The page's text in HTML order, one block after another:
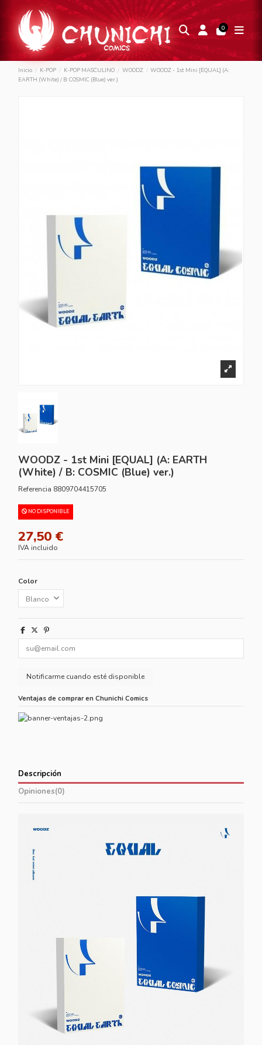
0
Inicio K-POP K-POP MASCULINO WOODZ
WOODZ - 1st Mini [EQUAL] (A:
EARTH (White) / B: COSMIC (Blue) ver.)
WOODZ - 1st Mini [EQUAL] (A: EARTH
(White) / B: COSMIC (Blue) ver.)
Referencia 8809704415705
NO DISPONIBLE
27,50 €
IVA incluido
Color
Ventajas de comprar en Chunichi Comics
Descripción
Opiniones(0)